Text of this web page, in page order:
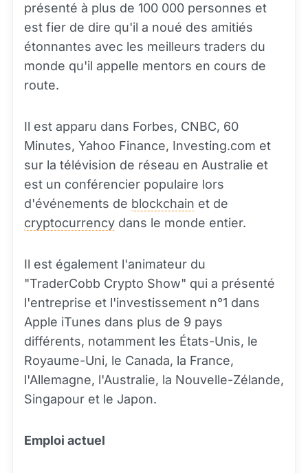
présenté à plus de 100 000 personnes et
est fier de dire qu'il a noué des amitiés
étonnantes avec les meilleurs traders du
monde qu'il appelle mentors en cours de
route.
Il est apparu dans Forbes, CNBC, 60
Minutes, Yahoo Finance, Investing.com et
sur la télévision de réseau en Australie et
est un conférencier populaire lors
d'événements de blockchain et de
cryptocurrency dans le monde entier.
Il est également l'animateur du
"TraderCobb Crypto Show" qui a présenté
l'entreprise et l'investissement n°1 dans
Apple iTunes dans plus de 9 pays
différents, notamment les États-Unis, le
Royaume-Uni, le Canada, la France,
l'Allemagne, l'Australie, la Nouvelle-Zélande,
Singapour et le Japon.
Emploi actuel